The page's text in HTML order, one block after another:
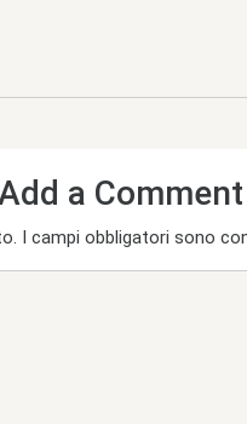
a Comment
I campi obbligatori sono